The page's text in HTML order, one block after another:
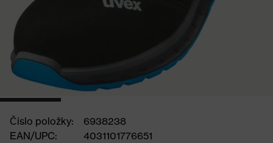
Číslo položky:
6938238
EAN/UPC:
4031101776651